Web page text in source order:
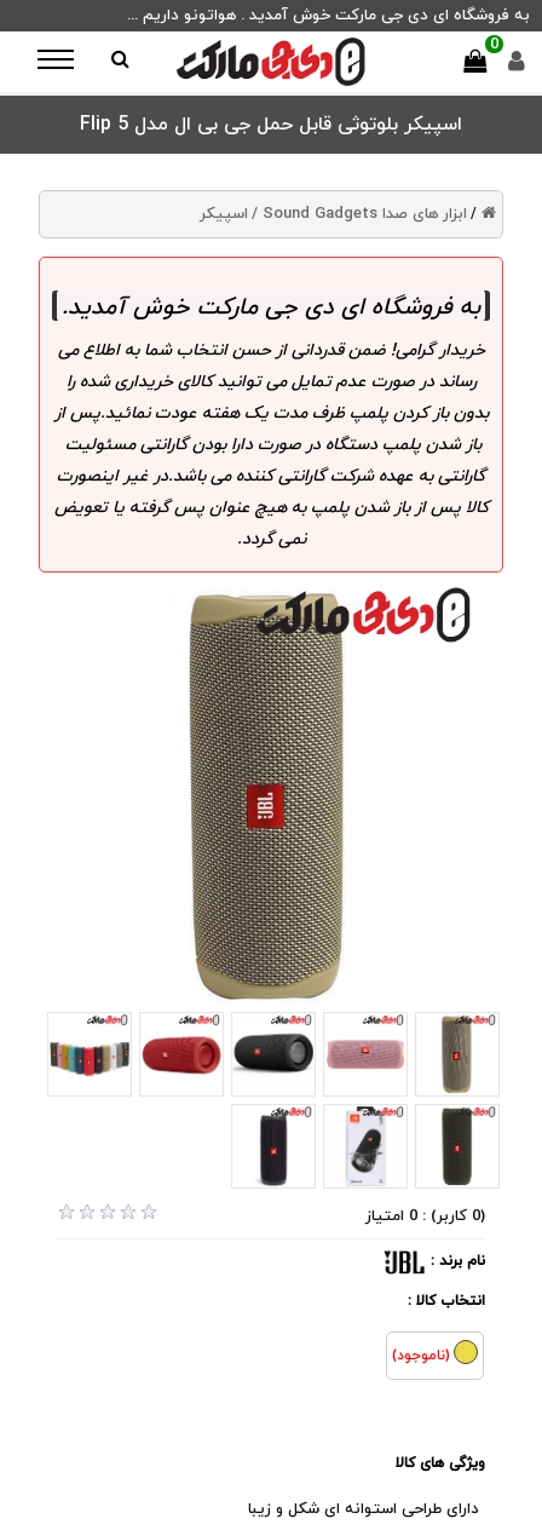
به فروشگاه ای دی جی مارکت خوش آمدید . هواتونو داریم ...
0
اسپیکر بلوتوثی قابل حمل جی بی ال مدل Flip 5
/ ابزار های صدا Sound Gadgets / اسپیکر
به فروشگاه ای دی جی مارکت خوش آمدید.
خریدار گرامی! ضمن قدردانی از حسن انتخاب شما به اطلاع می
رساند در صورت عدم تمایل می توانید کالای خریداری شده را
بدون باز کردن پلمپ ظرف مدت یک هفته عودت نمائید.پس از
باز شدن پلمپ دستگاه در صورت دارا بودن گارانتی مسئولیت
گارانتی به عهده شرکت گارانتی کننده می باشد.در غیر اینصورت
کالا پس از باز شدن پلمپ به هیچ عنوان پس گرفته یا تعویض
نمی گردد.
(0 کاربر) : 0 امتیاز
نام برند :
انتخاب کالا :
(ناموجود)
ویژگی های کالا
دارای طراحی استوانه ای شکل و زیبا